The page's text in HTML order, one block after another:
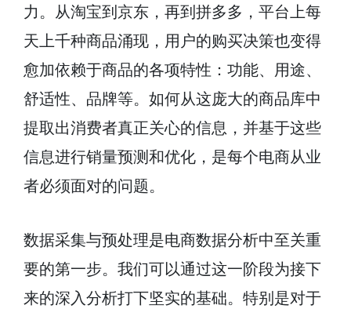
力。从淘宝到京东，再到拼多多，平台上每
天上千种商品涌现，用户的购买决策也变得
愈加依赖于商品的各项特性：功能、用途、
舒适性、品牌等。如何从这庞大的商品库中
提取出消费者真正关心的信息，并基于这些
信息进行销量预测和优化，是每个电商从业
者必须面对的问题。
数据采集与预处理是电商数据分析中至关重
要的第一步。我们可以通过这一阶段为接下
来的深入分析打下坚实的基础。特别是对于